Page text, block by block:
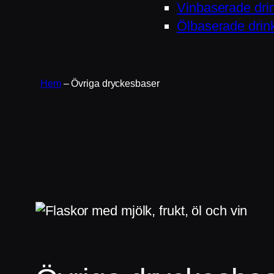
Vinbaserade
Ölbaserade
Hem–Övriga dryckesbaser